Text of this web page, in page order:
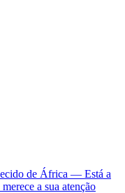
de África — Está a
a sua atenção